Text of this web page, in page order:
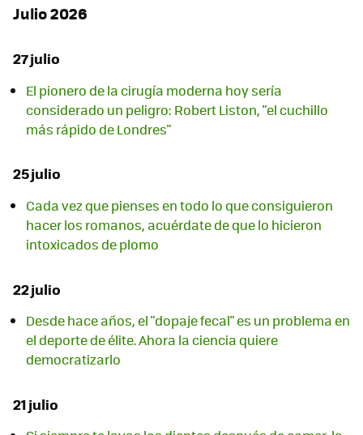
Julio 2026
27 julio
El pionero de la cirugía moderna hoy sería
considerado un peligro: Robert Liston, "el cuchillo
más rápido de Londres"
25 julio
Cada vez que pienses en todo lo que consiguieron
hacer los romanos, acuérdate de que lo hicieron
intoxicados de plomo
22 julio
Desde hace años, el "dopaje fecal" es un problema en
el deporte de élite. Ahora la ciencia quiere
democratizarlo
21 julio